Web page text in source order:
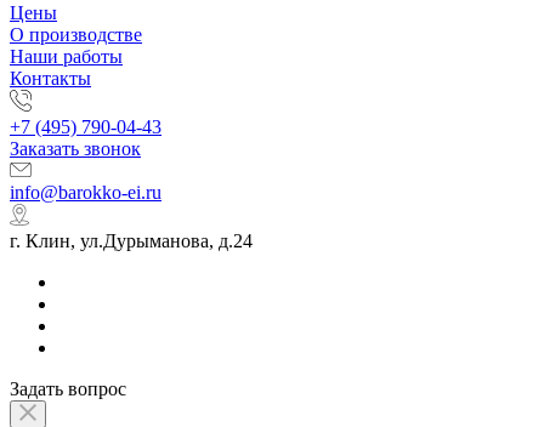
Цены
О производстве
Наши работы
Контакты
+7 (495) 790-04-43
Заказать звонок
info@barokko-ei.ru
г. Клин, ул.Дурыманова, д.24
Задать вопрос